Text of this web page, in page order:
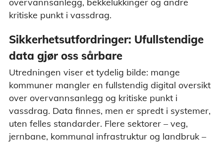
kritiske punkt i vassdrag.
Sikkerhetsutfordringer: Ufullstendige
data gjør oss sårbare
Utredningen viser et tydelig bilde: mange
kommuner mangler en fullstendig digital oversikt
over overvannsanlegg og kritiske punkt i
vassdrag. Data finnes, men er spredt i systemer,
uten felles standarder. Flere sektorer – veg,
jernbane, kommunal infrastruktur og landbruk –